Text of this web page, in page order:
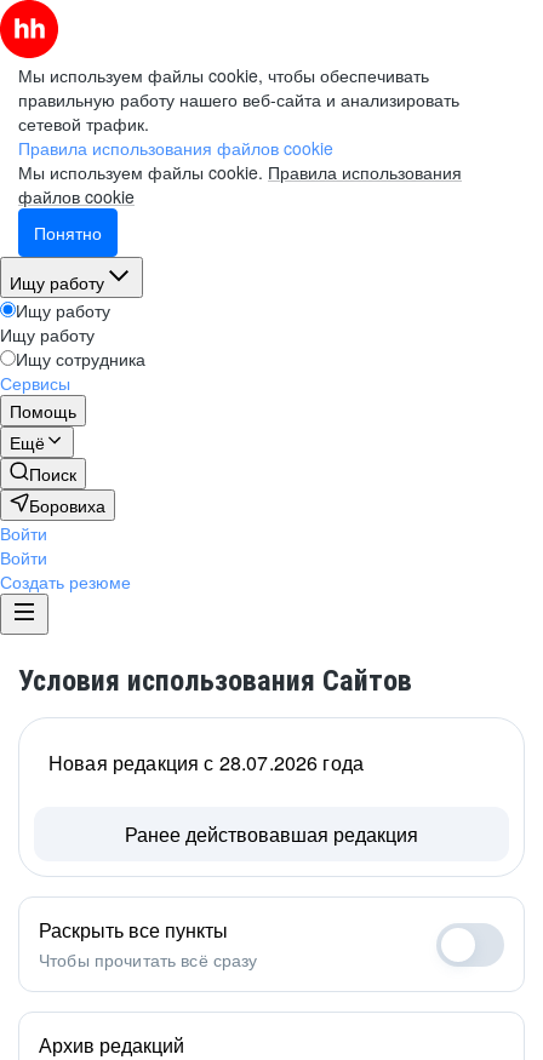
Мы используем файлы cookie, чтобы обеспечивать
правильную работу нашего веб-сайта и анализировать
сетевой трафик.
Правила использования файлов cookie
Мы используем файлы cookie. Правила использования
файлов cookie
Понятно
Ищу работу
Ищу работу
Ищу работу
Ищу сотрудника
Сервисы
Помощь
Ещё
Поиск
Боровиха
Войти
Войти
Создать резюме
Условия использования Сайтов
Новая редакция с 28.07.2026 года
Ранее действовавшая редакция
Раскрыть все пункты
Чтобы прочитать всё сразу
Архив редакций